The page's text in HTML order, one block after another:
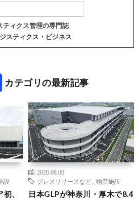
ティクス管理の専門誌
スティクス・ビジネス
カテゴリの最新記事
設
、
2026.08.06
プレスリリースなど
物流施設
日本GLPが神奈川・厚木で8.4